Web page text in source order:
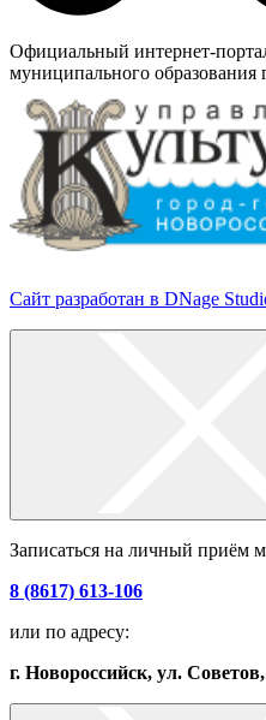
Официальный интернет-
муниципального образования
Сайт разработан в DNage
Записаться на личный приём
8 (8617) 613-106
или по адресу:
г. Новороссийск, ул.